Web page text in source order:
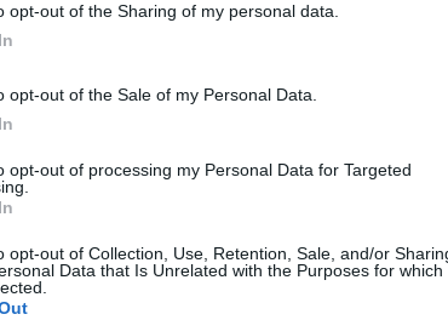
opt-out of the Sharing of my personal data.
opt-out of the Sale of my Personal Data.
opt-out of processing my Personal Data for Targeted
opt-out of Collection, Use, Retention, Sale, and/or
Data that Is Unrelated with the Purposes for which
μύκητες απο τα
Ένα